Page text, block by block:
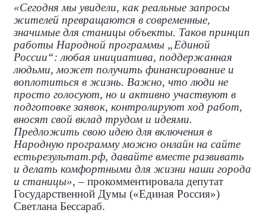
«Сегодня мы увидели, как реальные запросы
жителей превращаются в современные,
значимые для станицы объекты. Таков принцип
работы Народной программы „Единой
России“: любая инициатива, поддержанная
людьми, может получить финансирование и
воплотиться в жизнь. Важно, что люди не
просто голосуют, но и активно участвуют в
подготовке заявок, контролируют ход работ,
вносят свой вклад трудом и идеями.
Предложить свою идею для включения в
Народную программу можно онлайн на сайте
естьрезультат.рф, давайте вместе развивать
и делать комфортными для жизни наши города
и станицы», – прокомментировала депутат
Государственной Думы («Единая Россия»)
Светлана Бессараб.